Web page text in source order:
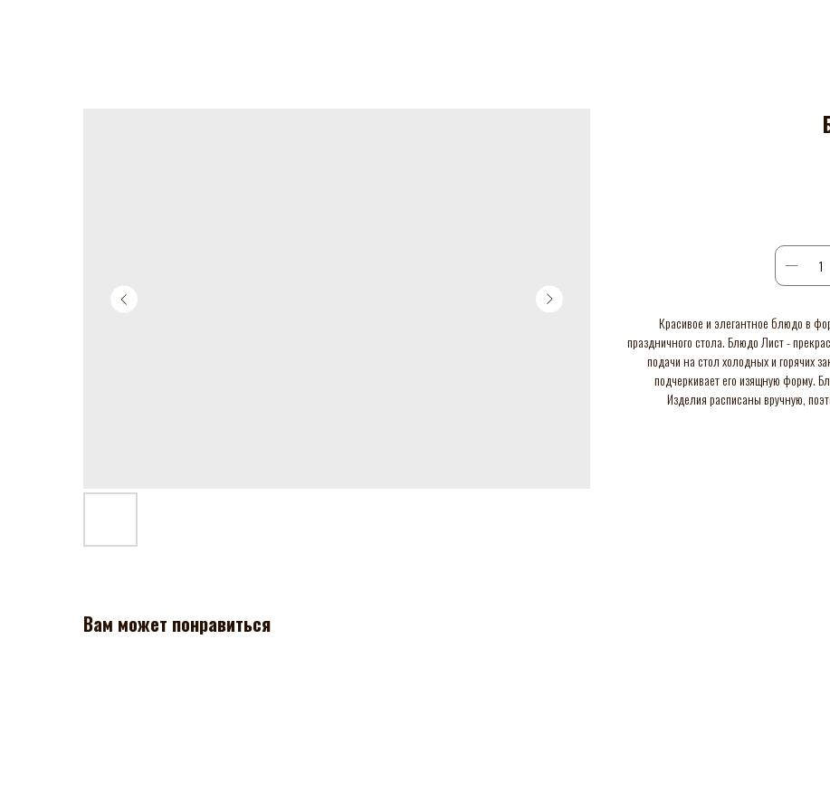
Красивое и элегантное блюдо в
праздничного стола. Блюдо Лист -
подачи на стол холодных и горячих
подчеркивает его изящную форму.
Изделия расписаны вручную,
Вам может понравиться